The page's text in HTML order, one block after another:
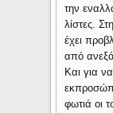
την
λίστες.
έχει
από
Και για
φωτιά οι